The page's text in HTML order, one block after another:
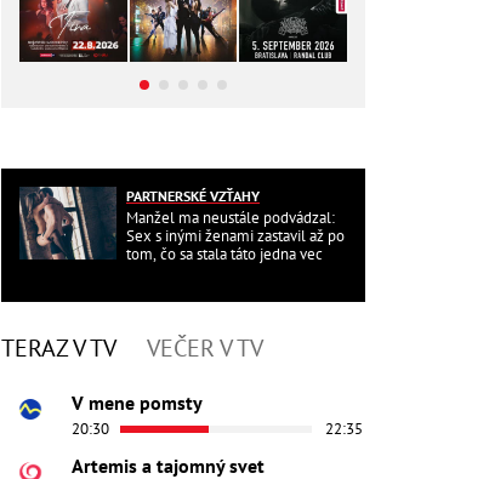
PARTNERSKÉ VZŤAHY
Manžel ma neustále podvádzal:
Sex s inými ženami zastavil až po
tom, čo sa stala táto jedna vec
TERAZ V TV VEČER V TV
V mene pomsty
20:30 22:35
Artemis a tajomný svet